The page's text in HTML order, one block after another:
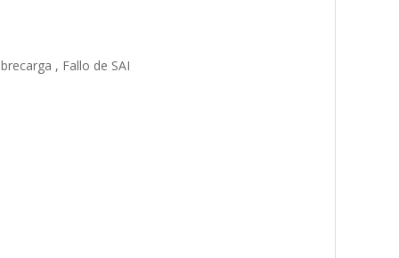
, Fallo de SAI